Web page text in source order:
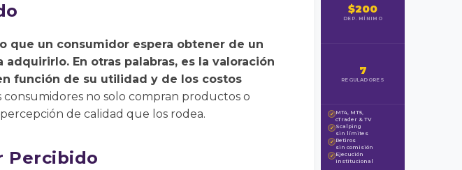
que un consumidor espera obtener de un
En otras palabras, es la valoración
función de su utilidad y de los costos
consumidores no solo compran productos o
de calidad que los rodea.
Percibido
$200
DEP. MÍNIMO
7
REGULADORES
✓ MT4, MT5,
cTrader & TV
✓ Scalping
sin límites
✓ Retiros
sin comisión
✓ Ejecución
institucional